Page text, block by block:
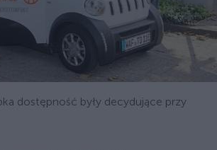
dostępność były decydujące przy